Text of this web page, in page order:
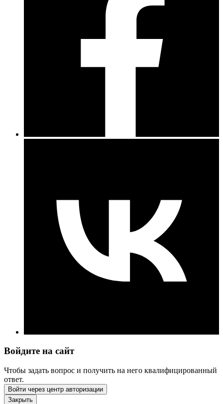
Войдите на сайт
Чтобы задать вопрос и получить на него квалифицированный
ответ.
Войти через центр авторизации
Закрыть